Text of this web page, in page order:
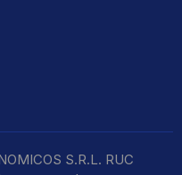
S.R.L. RUC